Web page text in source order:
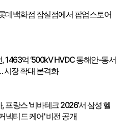
데백화점 잠실점에서 팝업스토어
1463억 ‘500kV HVDC 동해안-동서
시장 확대 본격화
프랑스 '비바테크 2026'서 삼성 헬
넥티드 케어' 비전 공개